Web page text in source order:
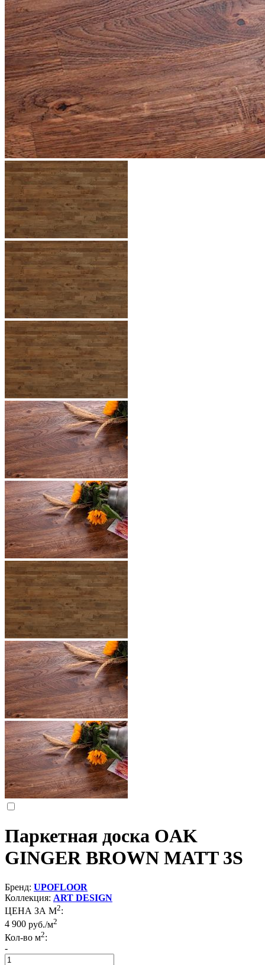
Паркетная доска OAK
GINGER BROWN MATT 3S
Бренд: UPOFLOOR
Коллекция: ART DESIGN
ЦЕНА ЗА М2:
4 900 руб./м2
Кол-во м2:
-